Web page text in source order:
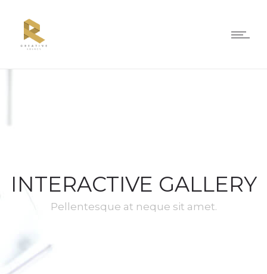
INTERACTIVE GALLERY
Pellentesque at neque sit amet.